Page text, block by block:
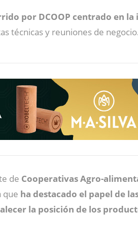
por DCOOP centrado en
técnicas y reuniones de negocio.
de Cooperativas Agro-
que ha destacado el papel de
la posición de los